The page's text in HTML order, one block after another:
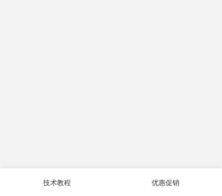
技术教程 优惠促销